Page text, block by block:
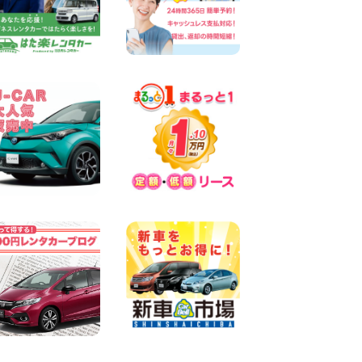
2026年08月06日
佐渡空港店はお盆も休まず営
業中! 新潟県 佐渡空港店
今週末空きあります☆ 大阪府
寝屋川太間東町店
100円レンタカー 寝屋川太間東町
2026年08月06日
☆ お盆特別乗り放題プラン
☆ 埼玉県 杉戸店
100円レンタカー 杉戸
2026年08月06日
ェア 墨田文花店 東京都 墨田
文花店
100円レンタカー 墨田文花
2026年08月06日
当社在庫車紹介【軽トラ】ハ
イゼットトラック 神奈川県
横浜旭南本宿町店
100円レンタカー 横浜旭南本宿町